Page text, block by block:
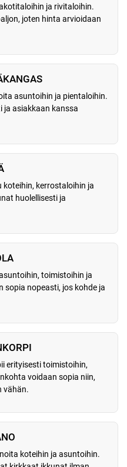
ja rivitaloihin.
joten hinta arvioidaan
asuntoihin ja pientaloihin.
ja asiakkaan kanssa
kerrostaloihin ja
huolellisesti ja
toimistoihin ja
sopia nopeasti, jos kohde ja
erityisesti toimistoihin,
voidaan sopia niin,
vähän.
koteihin ja asuntoihin.